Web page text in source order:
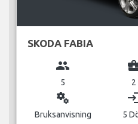
SKODA FABIA
group
5 2
miscellaneous_services
Bruksanvisning 5